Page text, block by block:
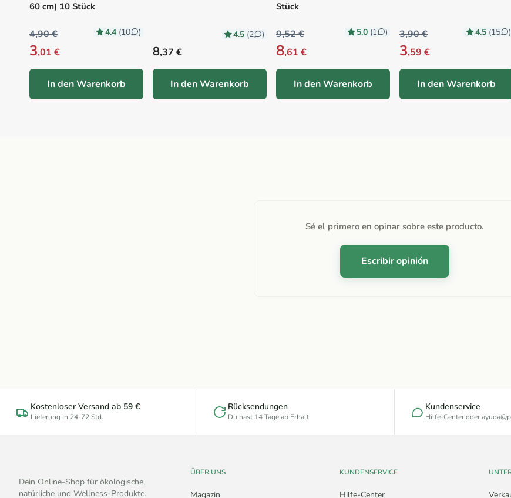
60 cm) 10 Stück
4.4 (10 )
4,90 €
3,01 €
In den Warenkorb
4.5 (2 )
Precio habitual
8,37 €
In den Warenkorb
Stück
5.0 (1 )
9,52 €
8,61 €
In den Warenkorb
4.5 (15 )
3,90 €
3,59 €
In den Warenkorb
Sé el primero en opinar sobre este producto.
Escribir opinión
Kostenloser Versand ab 59 €
Lieferung in 24-72 Std.
Rücksendungen
Du hast 14 Tage ab Erhalt
Kundenservice
Hilfe-Centeroder
Dein Online-Shop für ökologische,
natürliche und Wellness-Produkte.
ÜBER UNS
Magazin
KUNDENSERVICE
Hilfe-Center